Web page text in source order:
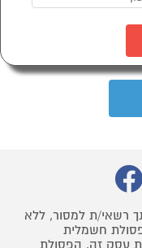
רשאי/ת למסור, ללא
חשמלית
עסק זה. הפסולת